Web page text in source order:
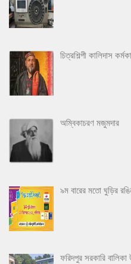
চিত্রশিল্পী কালিদাস
অম্বিকাচরণ মজুমদার
৯ম বারের মতো ঘুড়ির
ফরিদপুর সরকারি